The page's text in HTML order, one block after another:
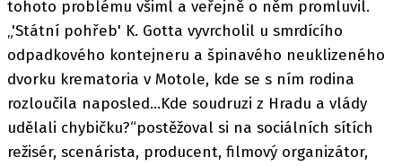
tohoto problému všiml a veřejně o něm promluvil.
„'Státní pohřeb' K. Gotta vyvrcholil u smrdícího
odpadkového kontejneru a špinavého neuklizeného
dvorku krematoria v Motole, kde se s ním rodina
rozloučila naposled...Kde soudruzi z Hradu a vlády
udělali chybičku?“postěžoval si na sociálních sítích
režisér, scenárista, producent, filmový organizátor,